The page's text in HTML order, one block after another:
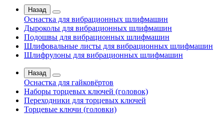
Назад
Оснастка для вибрационных шлифмашин
Дыроколы для вибрационных шлифмашин
Подошвы для вибрационных шлифмашин
Шлифовальные листы для вибрационных шлифмашин
Шлифрулоны для вибрационных шлифмашин
Назад
Оснастка для гайковёртов
Наборы торцевых ключей (головок)
Переходники для торцевых ключей
Торцевые ключи (головки)